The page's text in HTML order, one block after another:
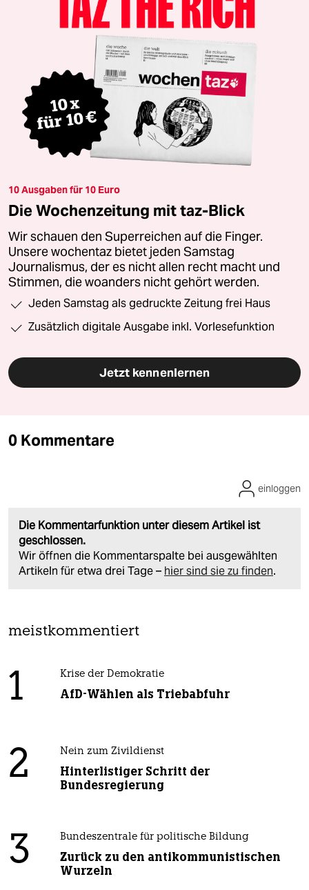
10 Ausgaben für 10 Euro
Die Wochenzeitung mit taz-Blick
Wir schauen den Superreichen auf die Finger.
Unsere wochentaz bietet jeden Samstag
Journalismus, der es nicht allen recht macht und
Stimmen, die woanders nicht gehört werden.
Jeden Samstag als gedruckte Zeitung frei Haus
Zusätzlich digitale Ausgabe inkl. Vorlesefunktion
Jetzt kennenlernen
0 Kommentare
Die Kommentarfunktion unter diesem Artikel ist
geschlossen.
Wir öffnen die Kommentarspalte bei ausgewählten
Artikeln für etwa drei Tage – hier sind sie zu finden.
einloggen
meistkommentiert
1 Krise der Demokratie
AfD-Wählen als Triebabfuhr
2 Nein zum Zivildienst
Hinterlistiger Schritt der
Bundesregierung
3 Bundeszentrale für politische Bildung
Zurück zu den antikommunistischen
Wurzeln